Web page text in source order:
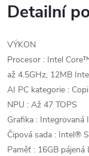
Detailní
VÝKON
Procesor : Intel
až 4.5GHz, 12MB
AI PC kategorie :
NPU : Až 47 TOPS
Grafika : Integrovaná
Čipová sada : Intel®
Paměť : 16GB